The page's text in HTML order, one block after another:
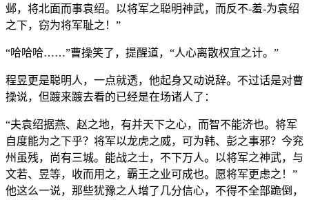
邺，将北面而事袁绍。以将军之聪明神武，而反不-羞-为袁绍
之下，窃为将军耻之！”
“哈哈哈……”曹操笑了，提醒道，“人心离散权宜之计。”
程昱更是聪明人，一点就透，他起身又动说辞。不过话是对曹
操说，但踱来踱去看的已经是在场诸人了：
“夫袁绍据燕、赵之地，有并天下之心，而智不能济也。将军
自度能为之下乎？将军以龙虎之威，可为韩、彭之事邪？今兖
州虽残，尚有三城。能战之士，不下万人。以将军之神武，与
文若、昱等，收而用之，霸王之业可成也。愿将军更虑之！”
他这么一说，那些犹豫之人增了几分信心，不得不全部跪倒，